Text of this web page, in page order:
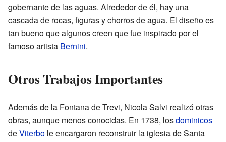
gobernante de las aguas. Alrededor de él, hay una
cascada de rocas, figuras y chorros de agua. El diseño es
tan bueno que algunos creen que fue inspirado por el
famoso artista Bernini.
Otros Trabajos Importantes
Además de la Fontana de Trevi, Nicola Salvi realizó otras
obras, aunque menos conocidas. En 1738, losdominicos
deViterbo le encargaron reconstruir la iglesia de Santa